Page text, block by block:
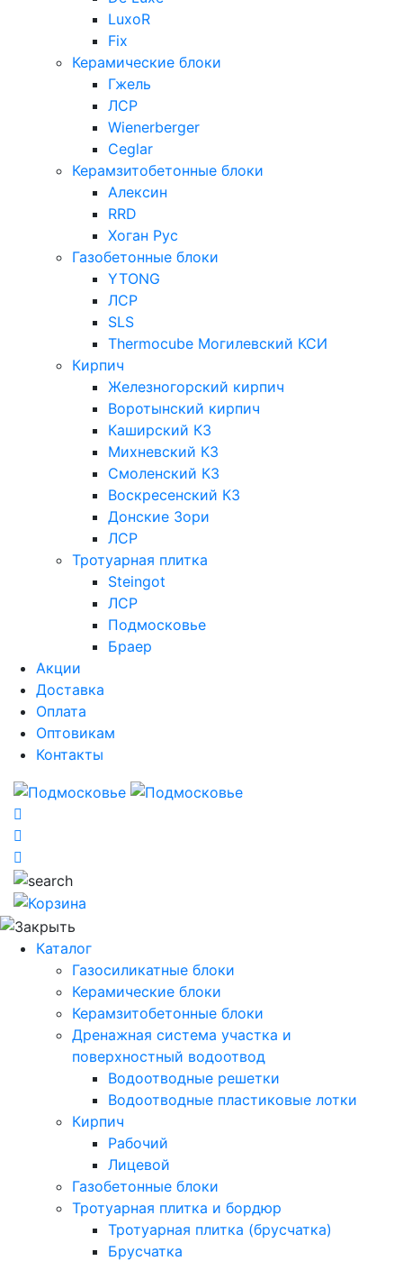
LuxoR
Fix
Керамические блоки
Гжель
ЛСР
Wienerberger
Ceglar
Керамзитобетонные блоки
Алексин
RRD
Хоган Рус
Газобетонные блоки
YTONG
ЛСР
SLS
Thermocube Могилевский КСИ
Кирпич
Железногорский кирпич
Воротынский кирпич
Каширский КЗ
Михневский КЗ
Смоленский КЗ
Воскресенский КЗ
Донские Зори
ЛСР
Тротуарная плитка
Steingot
ЛСР
Подмосковье
Браер
Акции
Доставка
Оплата
Оптовикам
Контакты
Каталог
Газосиликатные блоки
Керамические блоки
Керамзитобетонные блоки
Дренажная система участка и
поверхностный водоотвод
Водоотводные решетки
Водоотводные пластиковые лотки
Кирпич
Рабочий
Лицевой
Газобетонные блоки
Тротуарная плитка и бордюр
Тротуарная плитка (брусчатка)
Брусчатка